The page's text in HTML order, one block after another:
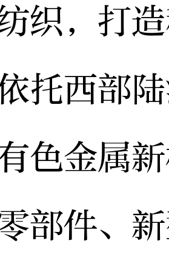
织，打
托西部
色金属
部件、